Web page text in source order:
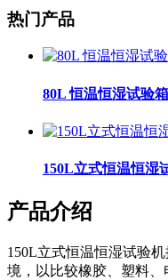
热门产品
80L 恒温恒湿试验箱
150L立式恒温恒湿
产品介绍
150L立式恒温恒湿试验
境，以比较橡胶、塑料